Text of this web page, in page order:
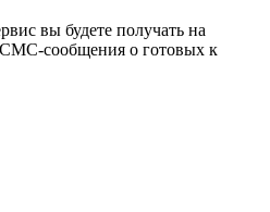
вы будете получать на
сообщения о готовых к